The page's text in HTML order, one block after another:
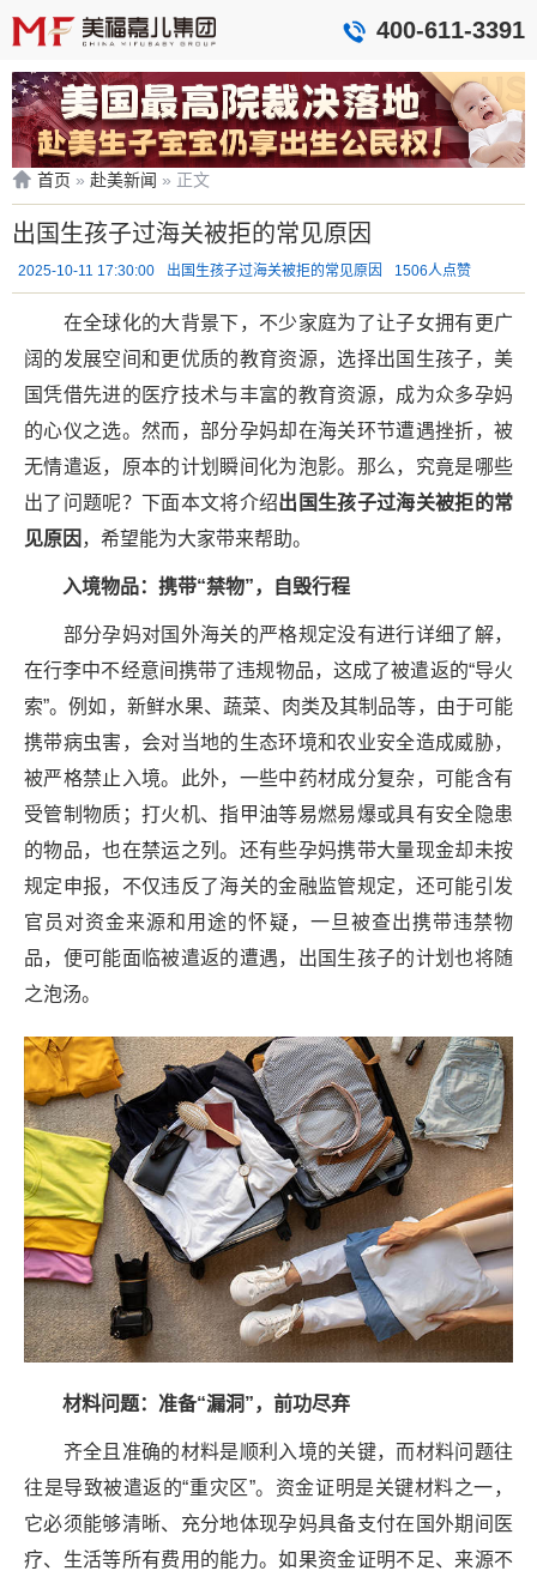
400-611-3391
首页 » 赴美新闻 » 正文
出国生孩子过海关被拒的常见原因
2025-10-11 17:30:00 出国生孩子过海关被拒的常见原因 1506人点赞
在全球化的大背景下，不少家庭为了让子女拥有更广
阔的发展空间和更优质的教育资源，选择出国生孩子，美
国凭借先进的医疗技术与丰富的教育资源，成为众多孕妈
的心仪之选。然而，部分孕妈却在海关环节遭遇挫折，被
无情遣返，原本的计划瞬间化为泡影。那么，究竟是哪些
出了问题呢？下面本文将介绍出国生孩子过海关被拒的常
见原因 ，希望能为大家带来帮助。
入境物品：携带“禁物”，自毁行程
部分孕妈对国外海关的严格规定没有进行详细了解，
在行李中不经意间携带了违规物品，这成了被遣返的“导火
索”。例如，新鲜水果、蔬菜、肉类及其制品等，由于可能
携带病虫害，会对当地的生态环境和农业安全造成威胁，
被严格禁止入境。此外，一些中药材成分复杂，可能含有
受管制物质；打火机、指甲油等易燃易爆或具有安全隐患
的物品，也在禁运之列。还有些孕妈携带大量现金却未按
规定申报，不仅违反了海关的金融监管规定，还可能引发
官员对资金来源和用途的怀疑，一旦被查出携带违禁物
品，便可能面临被遣返的遭遇，出国生孩子的计划也将随
之泡汤。
材料问题：准备“漏洞”，前功尽弃
齐全且准确的材料是顺利入境的关键，而材料问题往
往是导致被遣返的“重灾区”。资金证明是关键材料之一，
它必须能够清晰、充分地体现孕妈具备支付在国外期间医
疗、生活等所有费用的能力。如果资金证明不足、来源不